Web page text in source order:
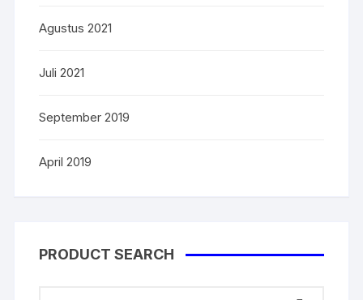
Agustus 2021
Juli 2021
September 2019
April 2019
PRODUCT SEARCH